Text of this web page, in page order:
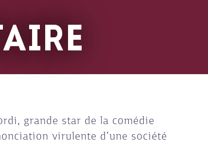
grande star de la comédie
virulente d’une société